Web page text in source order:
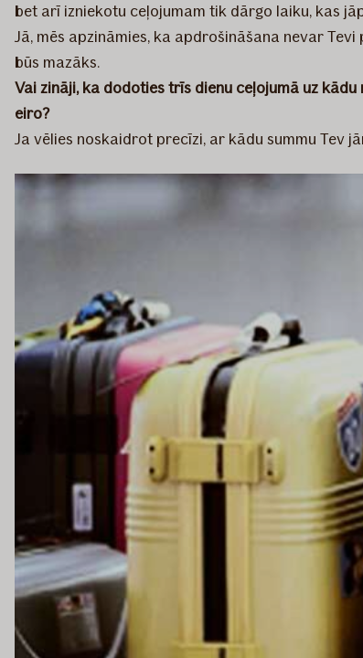
bet arī izniekotu ceļojumam tik dārgo laiku, kas
Jā, mēs apzināmies, ka apdrošināšana nevar
būs mazāks.
Vai zināji, ka dodoties trīs dienu ceļojumā uz
eiro?
Ja vēlies noskaidrot precīzi, ar kādu summu Tev